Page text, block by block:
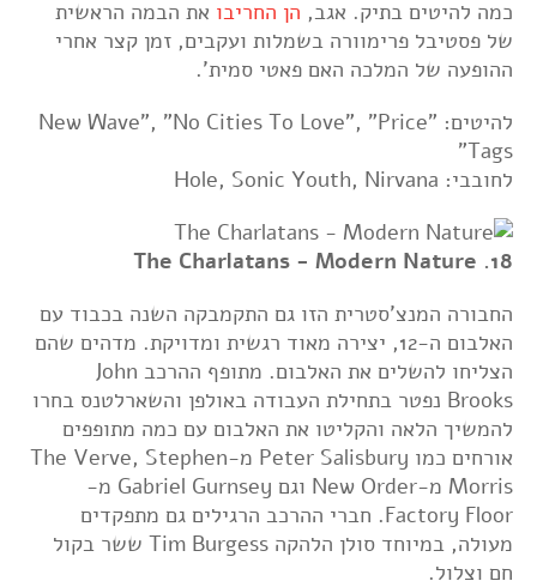
כמה להיטים בתיק. אגב, הן החריבו את הבמה הראשית
של פסטיבל פרימוורה בשמלות ועקבים, זמן קצר אחרי
ההופעה של המלכה האם פאטי סמית'.
להיטים: "New Wave", "No Cities To Love", "Price
Tags"
לחובבי: Hole, Sonic Youth, Nirvana
18. The Charlatans - Modern Nature
החבורה המנצ'סטרית הזו גם התקמבקה השנה בכבוד עם
האלבום ה-12, יצירה מאוד רגשית ומדויקת. מדהים שהם
הצליחו להשלים את האלבום. מתופף ההרכב John
Brooks נפטר בתחילת העבודה באולפן והשארלטנס בחרו
להמשיך הלאה והקליטו את האלבום עם כמה מתופפים
אורחים כמו Peter Salisbury מ-The Verve, Stephen
Morris מ-New Order וגם Gabriel Gurnsey מ-
Factory Floor. חברי ההרכב הרגילים גם מתפקדים
מעולה, במיוחד סולן הלהקה Tim Burgess ששר בקול
חם וצלול.